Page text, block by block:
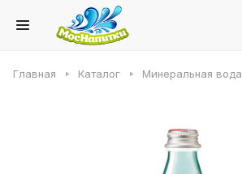
Главная Каталог Минеральная вода